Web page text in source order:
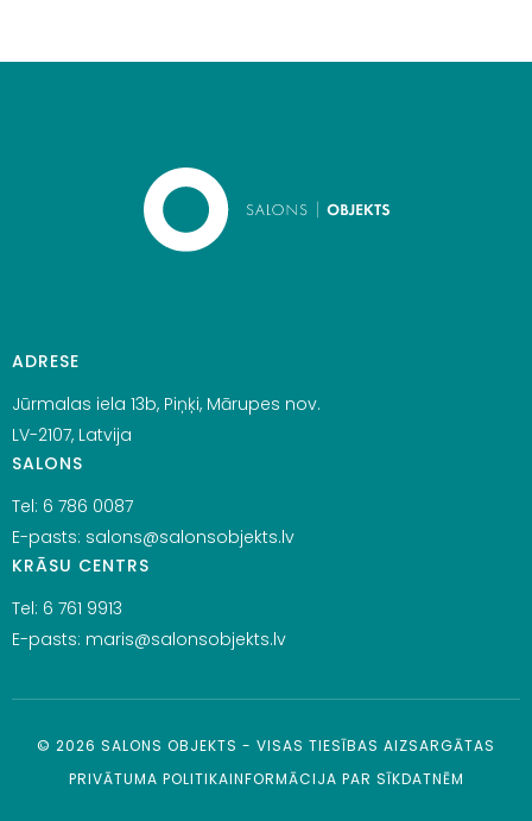
ADRESE
Jūrmalas iela 13b, Piņķi, Mārupes nov.
LV-2107, Latvija
SALONS
Tel: 6 786 0087
E-pasts: salons@salonsobjekts.lv
KRĀSU CENTRS
Tel: 6 761 9913
E-pasts: maris@salonsobjekts.lv
© 2026 SALONS OBJEKTS - VISAS TIESĪBAS AIZSARGĀTAS
PRIVĀTUMA POLITIKAINFORMĀCIJA PAR SĪKDATNĒM